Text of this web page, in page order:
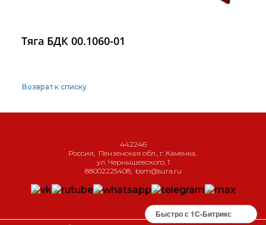
Тяга БДК 00.1060-01
Возврат к списку
442246
Россия, Пензенская обл., г. Каменка,
ул. Чернышевского, 1
88002225408, bsm@sura.ru
Быстро с 1С-Битрикс